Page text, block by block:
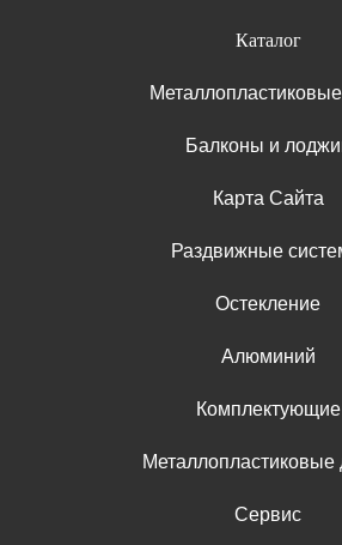
Каталог
Балконы и
Карта Сайта
Раздвижные
Остекление
Алюминий
Комплектующие
Металлопластиковые
Сервис